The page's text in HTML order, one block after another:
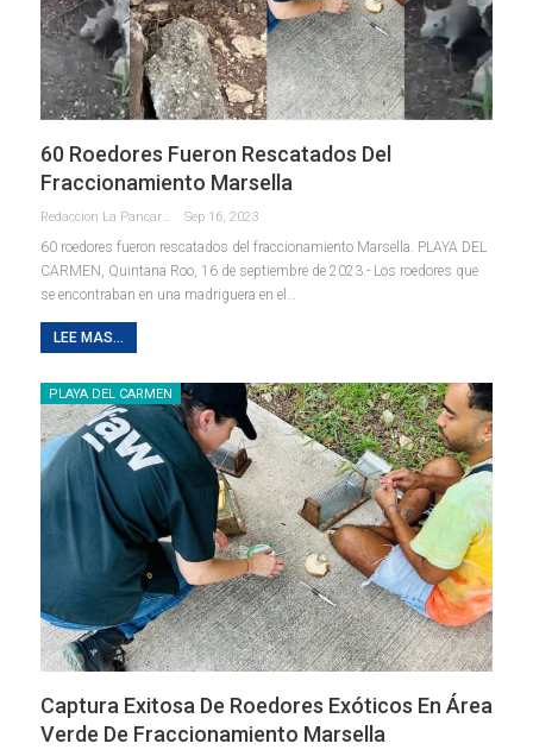
60 Roedores Fueron Rescatados Del
Fraccionamiento Marsella
Redaccion La Pancarta De Quintana Roo Sep 16, 2023
60 roedores fueron rescatados del fraccionamiento Marsella. PLAYA DEL
CARMEN, Quintana Roo, 16 de septiembre de 2023.- Los roedores que
se encontraban en una madriguera en el …
LEE MAS...
PLAYA DEL CARMEN
Captura Exitosa De Roedores Exóticos En Área
Verde De Fraccionamiento Marsella